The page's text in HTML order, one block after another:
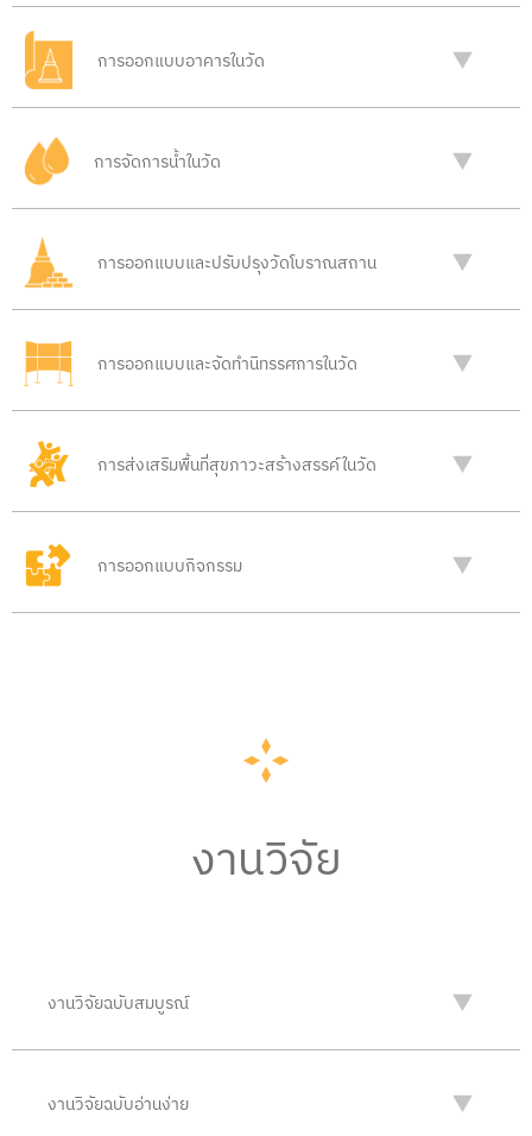
การออกแบบอาคารในวัด
การจัดการน้ำในวัด
การออกแบบและปรับปรุงวัดโบราณสถาน
การออกแบบและจัดทำนิทรรศการในวัด
การส่งเสริมพื้นที่สุขภาวะสร้างสรรค์ในวัด
การออกแบบกิจกรรม
งานวิจัย
งานวิจัยฉบับสมบูรณ์
งานวิจัยฉบับอ่านง่าย